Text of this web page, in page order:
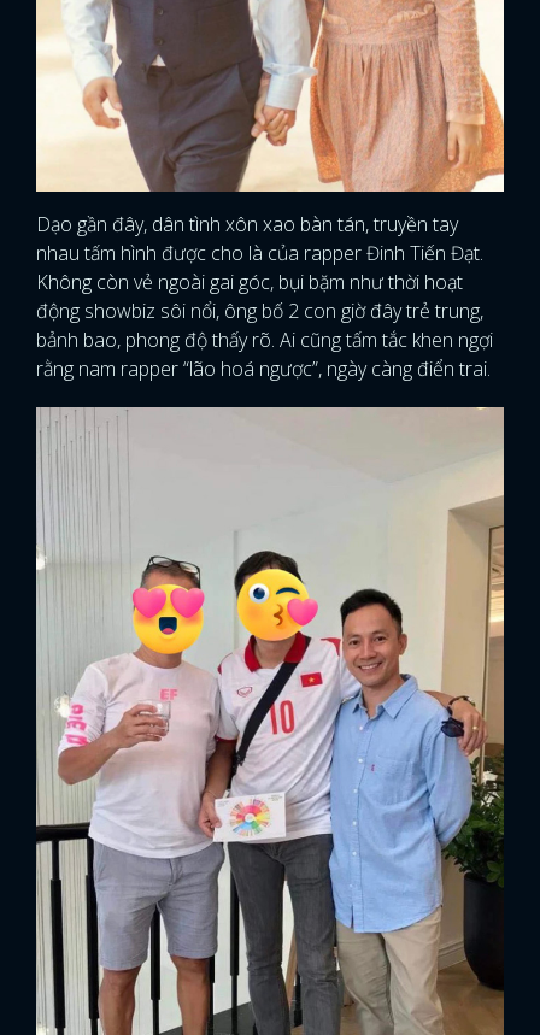
Dạo gần đây, dân tình xôn xao bàn tán, truyền tay
nhau tấm hình được cho là của rapper Đinh Tiến Đạt.
Không còn vẻ ngoài gai góc, bụi bặm như thời hoạt
động showbiz sôi nổi, ông bố 2 con giờ đây trẻ trung,
bảnh bao, phong độ thấy rõ. Ai cũng tấm tắc khen ngợi
rằng nam rapper “lão hoá ngược”, ngày càng điển trai.